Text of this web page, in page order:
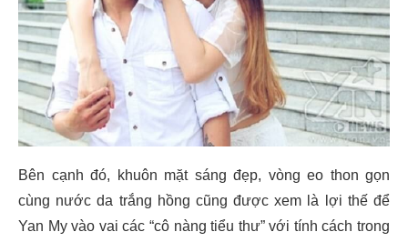
Bên cạnh đó, khuôn mặt sáng đẹp, vòng eo thon gọn
cùng nước da trắng hồng cũng được xem là lợi thế để
Yan My vào vai các “cô nàng tiểu thư” với tính cách trong